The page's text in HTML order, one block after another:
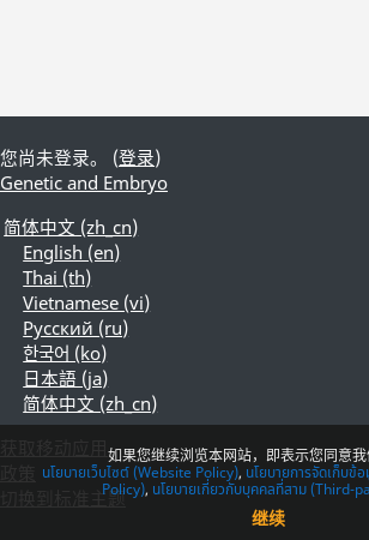
您尚未登录。 (登录)
Genetic and Embryo
简体中文 ‎(zh_cn)‎
English ‎(en)‎
Thai ‎(th)‎
Vietnamese ‎(vi)‎
Русский ‎(ru)‎
한국어 ‎(ko)‎
日本語 ‎(ja)‎
简体中文 ‎(zh_cn)‎
切换到标准主题
如果您继续浏览本网站，即表示您同意
นโยบายเว็บไซต์ (Website Policy) นโยบายการจัดเก็บ
Policy) นโยบายเกี่ยวกับบุคคลที่สาม (Third-
继续